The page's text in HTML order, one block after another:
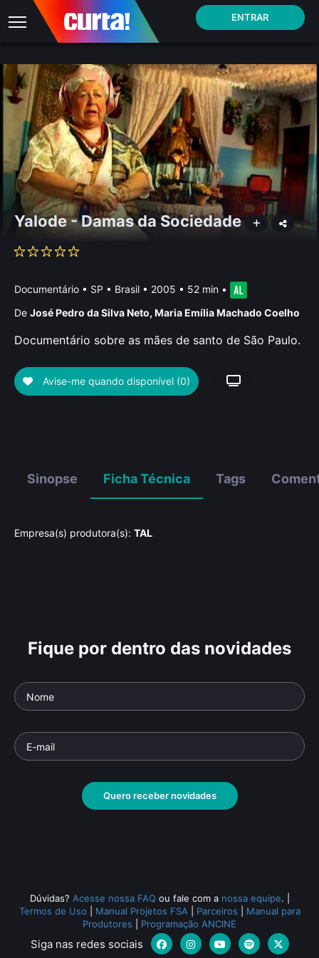
ENTRAR
Yalode - Damas da Sociedade
Documentário • SP • Brasil • 2005 • 52 min •
De José Pedro da Silva Neto, Maria Emília Machado Coelho
Documentário sobre as mães de santo de São Paulo.
Avise-me quando disponível (0)
Sinopse Ficha Técnica Tags
Empresa(s) produtora(s): TAL
Fique por dentro das novidades
Quero receber novidades
Dúvidas? Acesse nossa FAQ ou fale com a nossa equipe.
Termos de Uso
Manual Projetos FSA Parceiros
Manual para
Produtores
Programação ANCINE
Siga nas redes sociais